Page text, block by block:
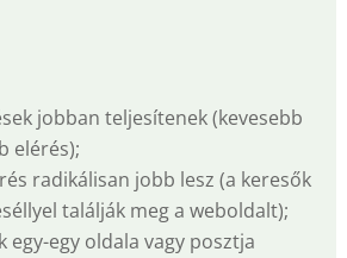
jobban teljesítenek (kevesebb
elérés);
radikálisan jobb lesz (a keresők
találják meg a weboldalt);
egy-egy oldala vagy posztja